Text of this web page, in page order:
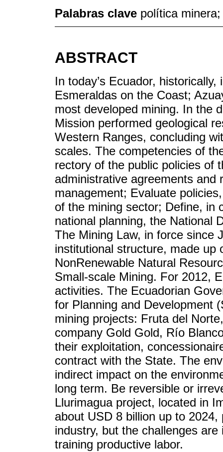
Palabras clave política
ABSTRACT
In today’s Ecuador,
Esmeraldas on the Coast;
most developed mining. In the
Mission performed geological
Western Ranges, concluding
scales. The competencies of
rectory of the public policies of
administrative agreements and
management; Evaluate
of the mining sector; Define, in
national planning, the National
The Mining Law, in force since
institutional structure, made
NonRenewable Natural
Small-scale Mining. For 2012,
activities. The Ecuadorian
for Planning and Development
mining projects: Fruta del
company Gold Gold, Río
their exploitation,
contract with the State. The
indirect impact on the
long term. Be reversible or
Llurimagua project, located in
about USD 8 billion up to
industry, but the challenges
training productive labor.